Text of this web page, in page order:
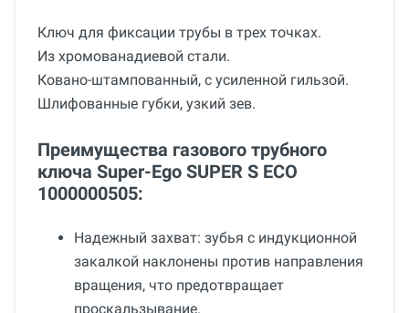
Ключ для фиксации трубы в трех точках.
Из хромованадиевой стали.
Ковано-штампованный, с усиленной гильзой.
Шлифованные губки, узкий зев.
Преимущества газового трубного
ключа Super-Ego SUPER S ECO
1000000505:
Надежный захват: зубья с индукционной
закалкой наклонены против направления
вращения, что предотвращает
проскальзывание.